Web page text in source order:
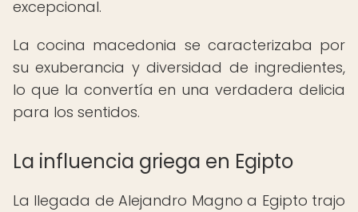
excepcional.
La cocina macedonia se caracterizaba por
su exuberancia y diversidad de ingredientes,
lo que la convertía en una verdadera delicia
para los sentidos.
La influencia griega en Egipto
La llegada de Alejandro Magno a Egipto trajo